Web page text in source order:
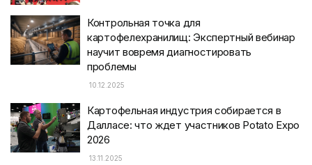
Контрольная точка для
картофелехранилищ: Экспертный вебинар
научит вовремя диагностировать
проблемы
10.12.2025
Картофельная индустрия собирается в
Далласе: что ждет участников Potato Expo
2026
13.11.2025